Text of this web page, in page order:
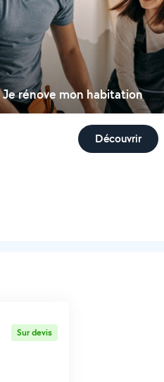
Je rénove mon habitation
Découvrir
Sur devis